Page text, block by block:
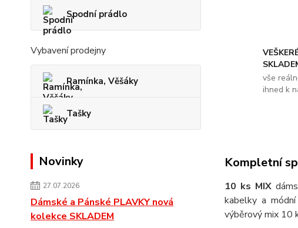
Spodní prádlo
Vybavení prodejny
Ramínka, Věšáky
Tašky
Novinky
27.07.2026
Dámské a Pánské PLAVKY nová
kolekce SKLADEM
vše
ihned k
Kompletní
10 ks MIX
kabelky a
výběrový mix 10